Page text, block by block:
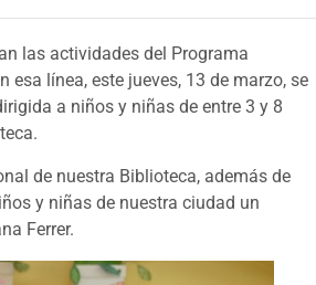
las actividades del Programa
línea, este jueves, 13 de marzo, se
a niños y niñas de entre 3 y 8
de nuestra Biblioteca, además de
y niñas de nuestra ciudad un
Ferrer.